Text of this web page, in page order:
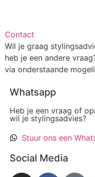
Contact
Wil je graag
heb je een andere
via onderstaande
Whatsapp
Heb je een vraag of
wil je stylingsadvies?
Stuur ons een
Social Media